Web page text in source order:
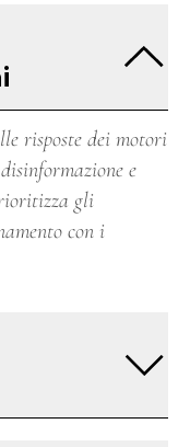
risposte dei motori
e
gli
con i